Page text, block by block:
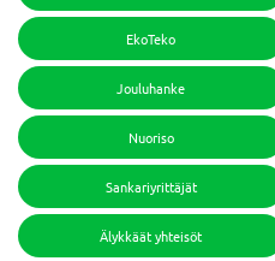
EkoTeko
Jouluhanke
Nuoriso
Sankariyrittäjät
Älykkäät yhteisöt